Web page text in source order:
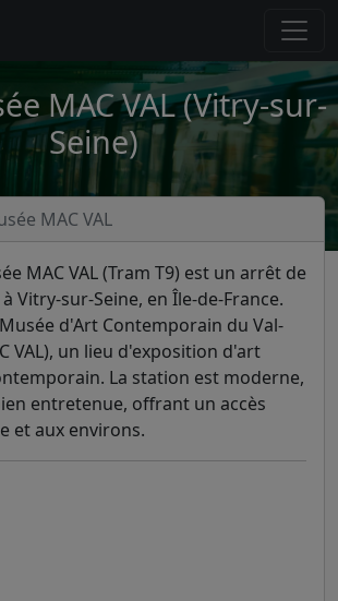
MAC VAL (Vitry-sur-
Seine)
MAC VAL
MAC VAL (Tram T9) est un arrêt de
Vitry-sur-Seine, en Île-de-France.
d'Art Contemporain du Val-
VAL), un lieu d'exposition d'art
La station est moderne,
entretenue, offrant un accès
et aux environs.